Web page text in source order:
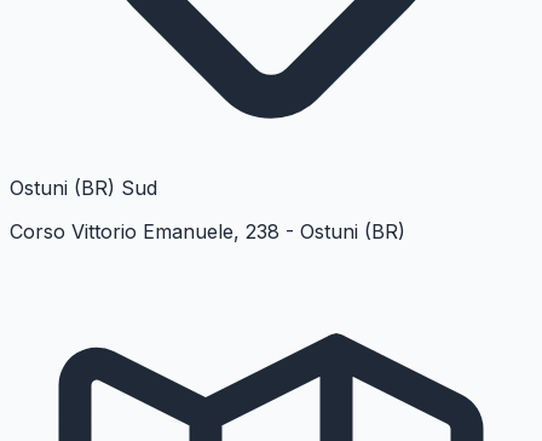
Ostuni (BR) Sud
Corso Vittorio Emanuele, 238 - Ostuni (BR)